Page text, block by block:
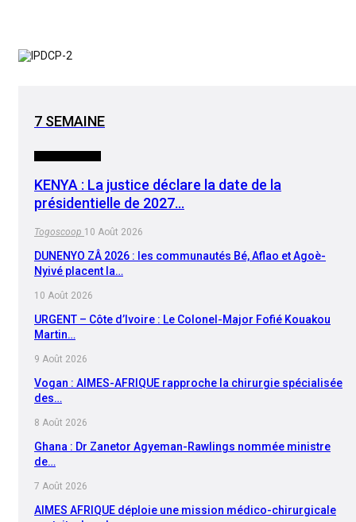
7 SEMAINE
KENYA : La justice déclare la date de la
présidentielle de 2027…
Togoscoop 10 Août 2026
DUNENYO ZÂ 2026 : les communautés Bé, Aflao et Agoè-
Nyivé placent la…
10 Août 2026
URGENT – Côte d’Ivoire : Le Colonel-Major Fofié Kouakou
Martin…
9 Août 2026
Vogan : AIMES-AFRIQUE rapproche la chirurgie spécialisée
des…
8 Août 2026
Ghana : Dr Zanetor Agyeman-Rawlings nommée ministre
de…
7 Août 2026
AIMES AFRIQUE déploie une mission médico-chirurgicale